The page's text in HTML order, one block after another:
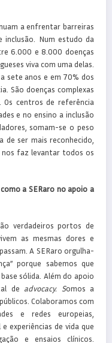
a enfrentar barreiras
Num estudo da
6.000 e 8.000 doenças
viva com uma delas.
sete anos e em 70% dos
São doenças complexas
Os centros de referência
e no ensino a inclusão
somam-se o peso
de ser mais reconhecido,
nos faz levantar todos os
a SERaro no apoio a
verdadeiros portos de
as mesmas dores e
A SERaro orgulha-
porque sabemos que
sólida. Além do apoio
de advocacy. Somos a
Colaboramos com
e redes europeias,
experiências de vida que
e ensaios clínicos.